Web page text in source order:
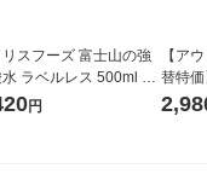
リスフーズ 富士山の強
ラベルレス 500ml 1
本入）
円
【ア
替特価
し 無
米 木